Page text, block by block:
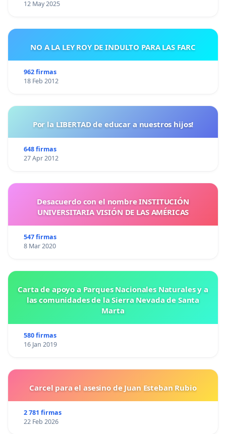
12 May 2025
NO A LA LEY ROY DE INDULTO PARA LAS FARC
962 firmas
18 Feb 2012
Por la LIBERTAD de educar a nuestros hijos!
648 firmas
27 Apr 2012
Desacuerdo con el nombre INSTITUCIÓN
UNIVERSITARIA VISIÓN DE LAS AMÉRICAS
547 firmas
8 Mar 2020
Carta de apoyo a Parques Nacionales Naturales y a
las comunidades de la Sierra Nevada de Santa
Marta
580 firmas
16 Jan 2019
Carcel para el asesino de Juan Esteban Rubio
2 781 firmas
22 Feb 2026